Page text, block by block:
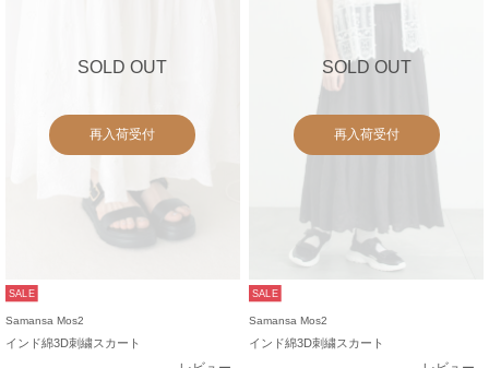
SOLD OUT
再入荷受付
SALE
Samansa Mos2
インド綿3D刺繍スカート
SOLD OUT
再入荷受付
SALE
Samansa Mos2
インド綿3D刺繍スカート